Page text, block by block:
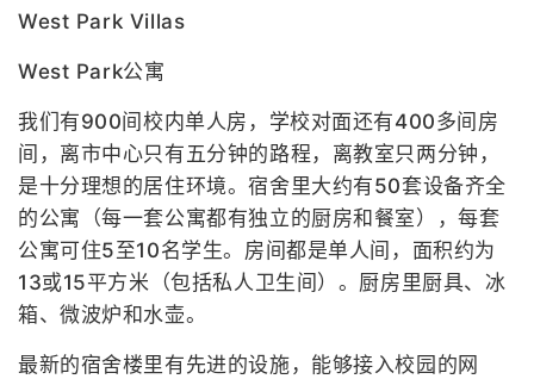
West Park Villas
West Park公寓
我们有900间校内单人房，学校对面还有400多间房
间，离市中心只有五分钟的路程，离教室只两分钟，
是十分理想的居住环境。宿舍里大约有50套设备齐全
的公寓（每一套公寓都有独立的厨房和餐室），每套
公寓可住5至10名学生。房间都是单人间，面积约为
13或15平方米（包括私人卫生间）。厨房里厨具、冰
箱、微波炉和水壶。
最新的宿舍楼里有先进的设施，能够接入校园的网